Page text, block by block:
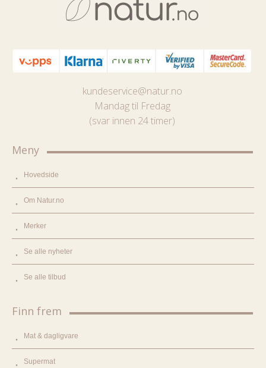
kundeservice@natur.no
Mandag til Fredag
(svar innen 24 timer)
Meny
Hovedside
Om Natur.no
Merker
Se alle nyheter
Se alle tilbud
Finn frem
Mat & dagligvare
Supermat